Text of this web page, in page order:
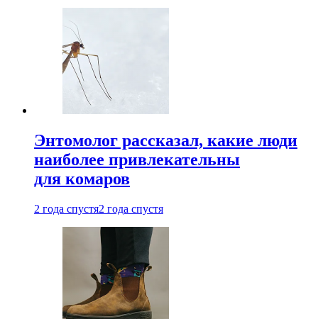
Энтомолог рассказал, какие люди
наиболее привлекательны
для комаров
2 года спустя2 года спустя